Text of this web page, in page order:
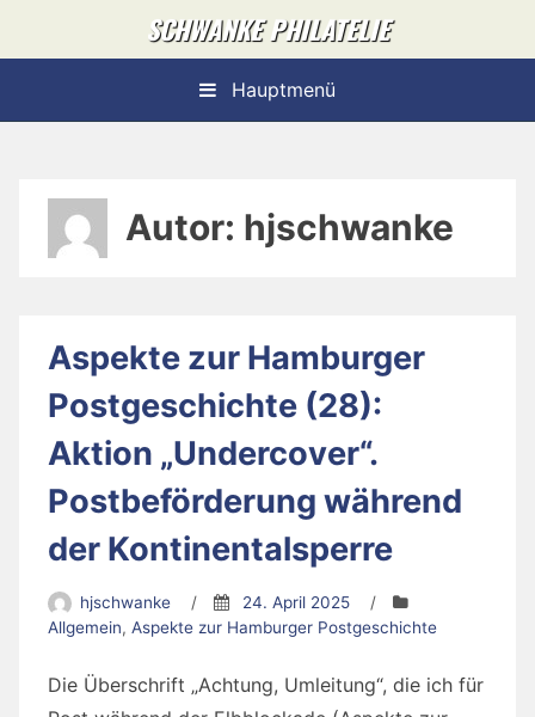
SCHWANKE PHILATELIE
Hauptmenü
Autor: hjschwanke
Aspekte zur Hamburger
Postgeschichte (28):
Aktion „Undercover“.
Postbeförderung während
der Kontinentalsperre
hjschwanke / 24. April 2025
/
Allgemein, Aspekte zur Hamburger Postgeschichte
Die Überschrift „Achtung, Umleitung“, die ich für